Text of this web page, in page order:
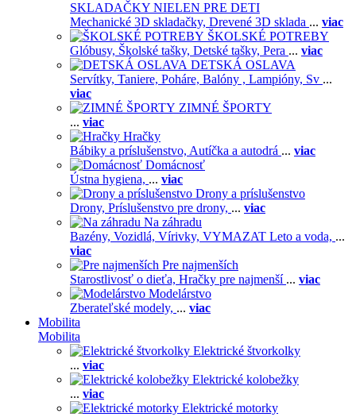
SKLADAČKY NIELEN PRE DETI
Mechanické 3D skladačky, Drevené 3D sklada ... viac
ŠKOLSKÉ POTREBY
Glóbusy, Školské tašky, Detské tašky, Pera ... viac
DETSKÁ OSLAVA
Servítky, Taniere, Poháre, Balóny , Lampióny, Sv ...
viac
ZIMNÉ ŠPORTY
... viac
Hračky
Bábiky a príslušenstvo, Autíčka a autodrá ... viac
Domácnosť
Ústna hygiena, ... viac
Drony a príslušenstvo
Drony, Príslušenstvo pre drony, ... viac
Na záhradu
Bazény, Vozidlá, Vírivky, VYMAZAT Leto a voda, ...
viac
Pre najmenších
Starostlivosť o dieťa, Hračky pre najmenší ... viac
Modelárstvo
Zberateľské modely, ... viac
Mobilita
Mobilita
Elektrické štvorkolky
... viac
Elektrické kolobežky
... viac
Elektrické motorky